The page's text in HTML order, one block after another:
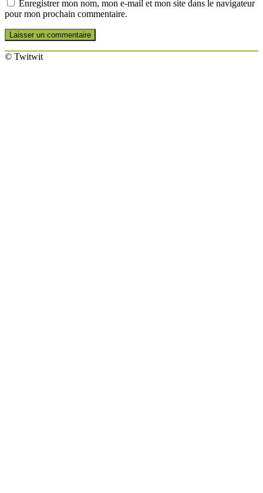
Enregistrer mon nom, mon e-mail et mon site dans le navigateur
pour mon prochain commentaire.
© Twitwit